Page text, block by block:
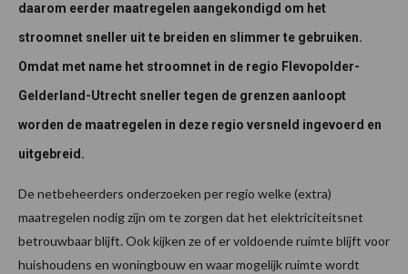
daarom eerder maatregelen aangekondigd om het
stroomnet sneller uit te breiden en slimmer te gebruiken.
Omdat met name het stroomnet in de regio Flevopolder-
Gelderland-Utrecht sneller tegen de grenzen aanloopt
worden de maatregelen in deze regio versneld ingevoerd en
uitgebreid.
De netbeheerders onderzoeken per regio welke (extra)
maatregelen nodig zijn om te zorgen dat het elektriciteitsnet
betrouwbaar blijft. Ook kijken ze of er voldoende ruimte blijft voor
huishoudens en woningbouw en waar mogelijk ruimte wordt